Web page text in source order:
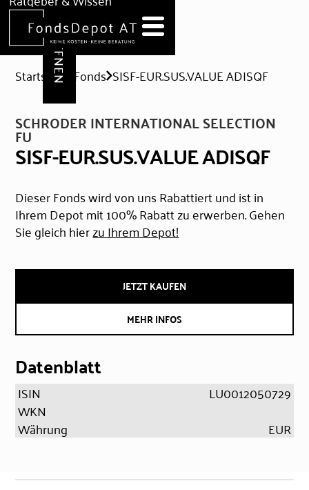
Hilfe & Formulare
DEPOT ERÖFFNEN
Startseite Fonds SISF-EUR.SUS.VALUE ADISQF
SCHRODER INTERNATIONAL SELECTION
FU
SISF-EUR.SUS.VALUE ADISQF
Dieser Fonds wird von uns Rabattiert und ist in
Ihrem Depot mit 100% Rabatt zu erwerben. Gehen
Sie gleich hierzu Ihrem Depot!
JETZT KAUFEN
MEHR INFOS
Datenblatt
ISIN
LU0012050729
WKN
Währung
EUR